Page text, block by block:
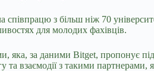
з більш ніж 70
для молодих фахівців.
яка, за даними Bitget, пропонує
взаємодії з такими